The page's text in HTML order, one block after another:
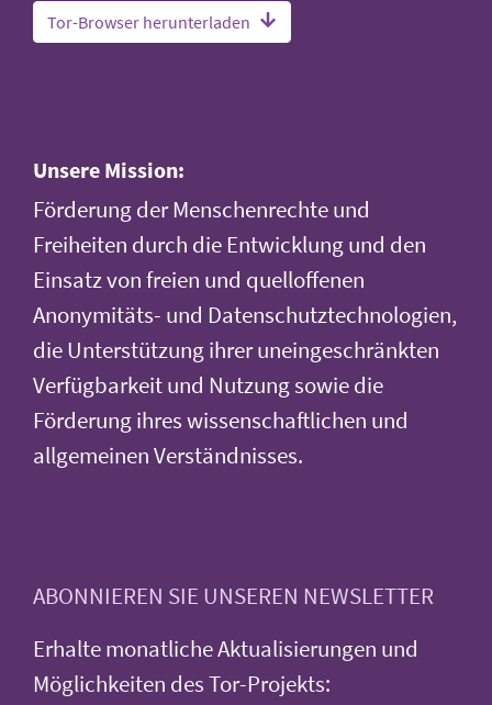
Tor-Browser herunterladen
Unsere Mission:
Förderung der Menschenrechte und
Freiheiten durch die Entwicklung und den
Einsatz von freien und quelloffenen
Anonymitäts- und Datenschutztechnologien,
die Unterstützung ihrer uneingeschränkten
Verfügbarkeit und Nutzung sowie die
Förderung ihres wissenschaftlichen und
allgemeinen Verständnisses.
ABONNIEREN SIE UNSEREN NEWSLETTER
Erhalte monatliche Aktualisierungen und
Möglichkeiten des Tor-Projekts: